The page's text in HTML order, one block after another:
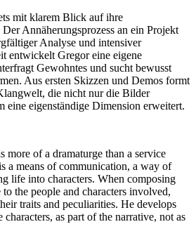
mit klarem Blick auf ihre
Annäherungsprozess an ein Projekt
Analyse und intensiver
entwickelt Gregor eine eigene
Gewohntes und sucht bewusst
Aus ersten Skizzen und Demos formt
die nicht nur die Bilder
eine eigenständige Dimension erweitert.
more of a dramaturge than a service
a means of communication, a way of
life into characters. When composing
the people and characters involved,
traits and peculiarities. He develops
characters, as part of the narrative, not as